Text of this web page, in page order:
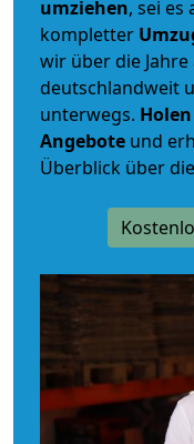
umziehen, sei es
kompletter
wir über die
deutschlandweit
unterwegs.
Angebote und
Überblick über